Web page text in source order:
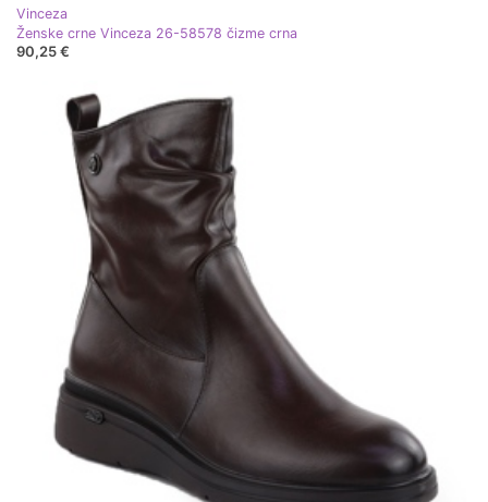
Vinceza
Ženske crne Vinceza 26-58578 čizme crna
90,25 €